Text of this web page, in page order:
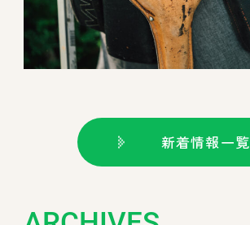
新着情報一覧